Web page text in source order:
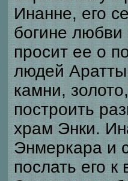
Инанне, его
богине
просит ее о
людей Аратты
камни,
построить
храм Энки.
Энмеркара и
послать его